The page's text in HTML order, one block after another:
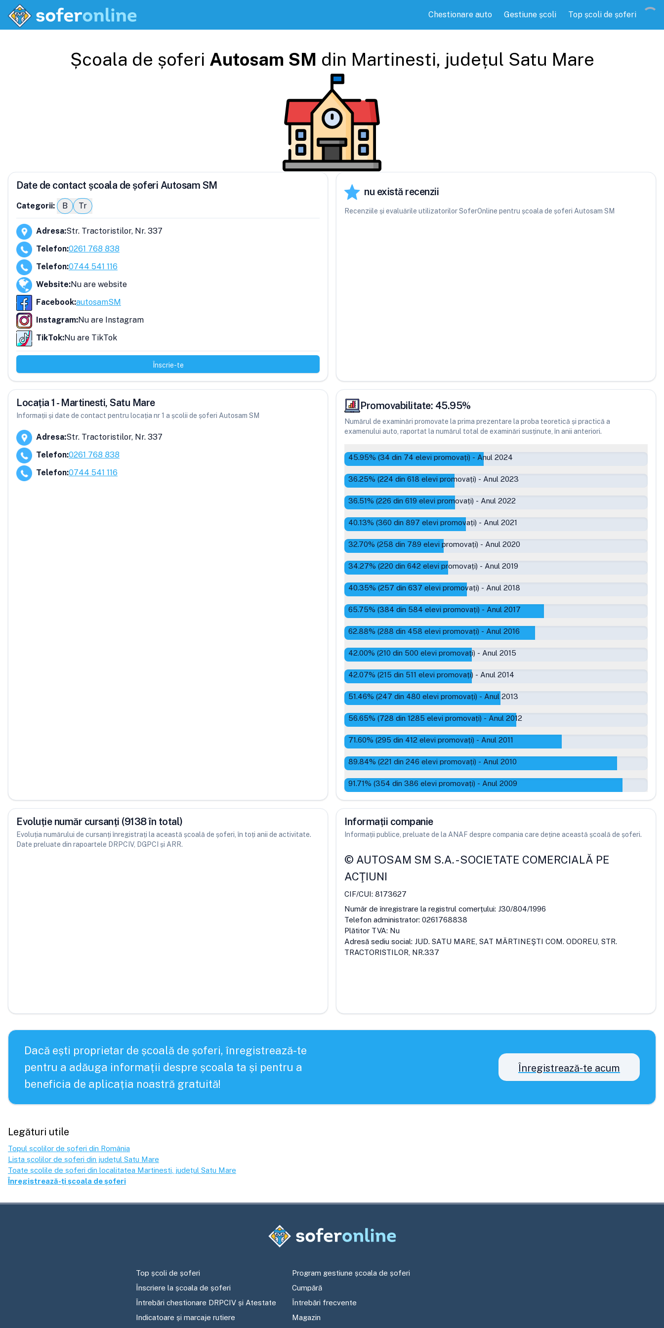
Chestionare auto Gestiune școli Top școli de șoferi
Școala de șoferi Autosam SM din Martinesti, județul Satu Mare
Date de contact școala de șoferi Autosam SM
Categorii: B Tr
Adresa:Str. Tractoristilor, Nr. 337
Telefon:0261 768 838
Telefon:0744 541 116
Website:Nu are website
Facebook:autosamSM
Instagram:Nu are Instagram
TikTok:Nu are TikTok
Înscrie-te
nu există recenzii
Recenziile și evaluările utilizatorilor SoferOnline pentru școala de șoferi Autosam SM
Locația 1 - Martinesti, Satu Mare
Informații și date de contact pentru locația nr 1 a școlii de șoferi Autosam SM
Adresa:Str. Tractoristilor, Nr. 337
Telefon:0261 768 838
Telefon:0744 541 116
Promovabilitate: 45.95%
Numărul de examinări promovate la prima prezentare la proba teoretică și practică a
examenului auto, raportat la numărul total de examinări susținute, în anii anteriori.
45.95% (34 din 74 elevi promovați) - Anul 2024
36.25% (224 din 618 elevi promovați) - Anul 2023
36.51% (226 din 619 elevi promovați) - Anul 2022
40.13% (360 din 897 elevi promovați) - Anul 2021
32.70% (258 din 789 elevi promovați) - Anul 2020
34.27% (220 din 642 elevi promovați) - Anul 2019
40.35% (257 din 637 elevi promovați) - Anul 2018
65.75% (384 din 584 elevi promovați) - Anul 2017
62.88% (288 din 458 elevi promovați) - Anul 2016
42.00% (210 din 500 elevi promovați) - Anul 2015
42.07% (215 din 511 elevi promovați) - Anul 2014
51.46% (247 din 480 elevi promovați) - Anul 2013
56.65% (728 din 1285 elevi promovați) - Anul 2012
71.60% (295 din 412 elevi promovați) - Anul 2011
89.84% (221 din 246 elevi promovați) - Anul 2010
91.71% (354 din 386 elevi promovați) - Anul 2009
Evoluție număr cursanți (9138 în total)
Evoluția numărului de cursanți înregistrați la această școală de șoferi, în toți anii de activitate.
Date preluate din rapoartele DRPCIV, DGPCI și ARR.
Informații companie
Informații publice, preluate de la ANAF despre compania care deține această școală de șoferi.
© AUTOSAM SM S.A.-SOCIETATE COMERCIALĂ PE
ACŢIUNI
CIF/CUI: 8173627
Număr de înregistrare la registrul comerțului: J30/804/1996
Telefon administrator: 0261768838
Plătitor TVA: Nu
Adresă sediu social: JUD. SATU MARE, SAT MĂRTINEŞTI COM. ODOREU, STR.
TRACTORISTILOR, NR.337
Dacă ești proprietar de școală de șoferi, înregistrează-te
pentru a adăuga informații despre școala ta și pentru a
beneficia de aplicația noastră gratuită!
Înregistrează-te acum
Legături utile
Topul școlilor de șoferi din România
Lista școlilor de șoferi din județul Satu Mare
Toate școlile de șoferi din localitatea Martinesti , județul Satu Mare
Înregistrează-ți școala de șoferi
Top școli de șoferi
Înscriere la școala de șoferi
Întrebări chestionare DRPCIV și Atestate
Indicatoare și marcaje rutiere
Program gestiune școala de șoferi
Cumpără
Întrebări frecvente
Magazin